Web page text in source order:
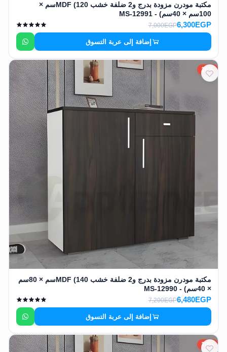
مكتبة مودرن مزودة بدرج و2 ضلفة خشب MDF (120سم ×
100سم × 40سم) - MS-12991
6,300EGP
7,000EGP
إضافة إلى عربة التسوق
10%
مكتبة مودرن مزودة بدرج و2 ضلفة خشب MDF (140سم × 80سم
× 40سم) - MS-12990
6,480EGP
7,200EGP
إضافة إلى عربة التسوق
10%